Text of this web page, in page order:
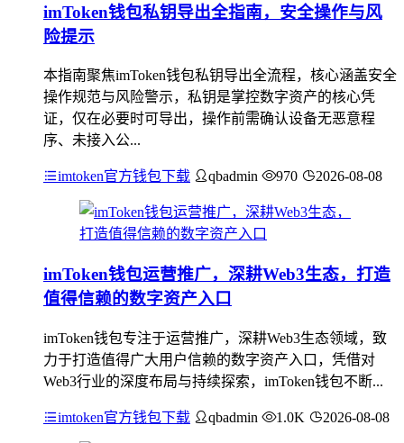
imToken钱包私钥导出全指南，安全操作与风
险提示
本指南聚焦imToken钱包私钥导出全流程，核心涵盖安全
操作规范与风险警示，私钥是掌控数字资产的核心凭
证，仅在必要时可导出，操作前需确认设备无恶意程
序、未接入公...
imtoken官方钱包下载 qbadmin 970 2026-08-08
imToken钱包运营推广，深耕Web3生态，打造
值得信赖的数字资产入口
imToken钱包专注于运营推广，深耕Web3生态领域，致
力于打造值得广大用户信赖的数字资产入口，凭借对
Web3行业的深度布局与持续探索，imToken钱包不断...
imtoken官方钱包下载 qbadmin 1.0K 2026-08-08